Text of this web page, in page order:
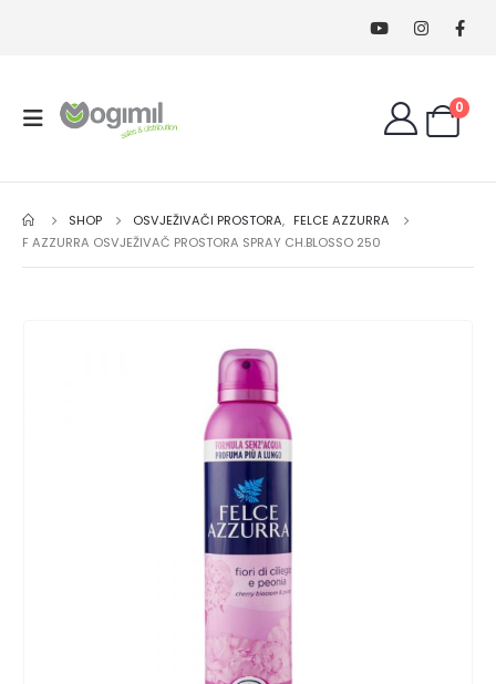
0
SHOP OSVJEŽIVAČI PROSTORA, FELCE AZZURRA
F AZZURRA OSVJEŽIVAČ PROSTORA SPRAY CH.BLOSSO 250